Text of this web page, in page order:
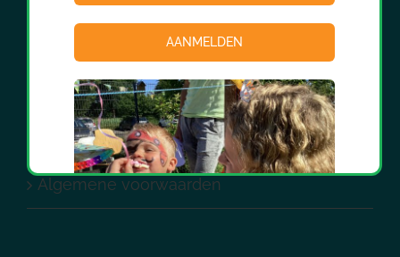
ontwikkelen en ontplooien.
PRIVACY
Privacyreglement
Algemene voorwaarden
AANMELDEN